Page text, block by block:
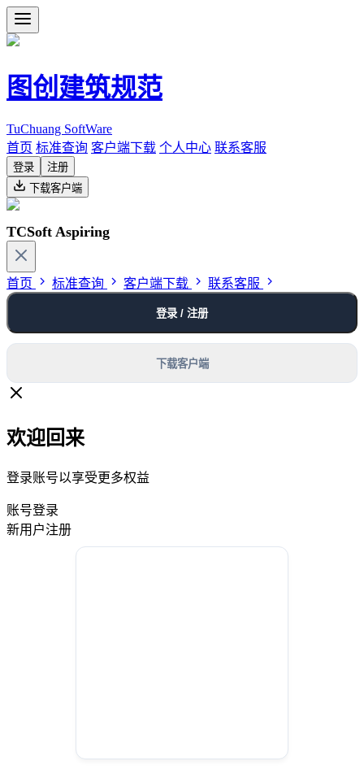
图创建筑规范
TuChuang SoftWare
首页 标准查询 客户端下载 个人中心 联系客服
登录
注册
下载客户端
TCSoft Aspiring
首页 标准查询 客户端下载 联系客服
登录 / 注册
下载客户端
欢迎回来
登录账号以享受更多权益
账号登录
新用户注册